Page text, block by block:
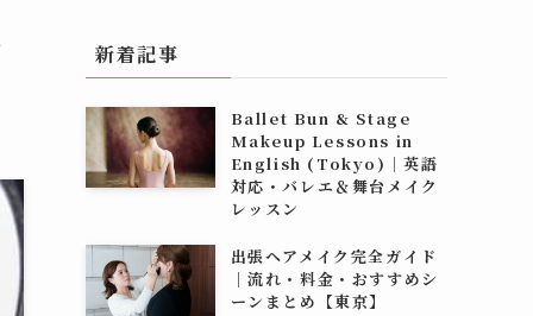
新着記事
Ballet Bun & Stage
Makeup Lessons in
English (Tokyo)｜英語
対応・バレエ＆舞台メイク
レッスン
出張ヘアメイク完全ガイド
｜流れ・料金・おすすめシ
ーンまとめ【東京】